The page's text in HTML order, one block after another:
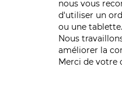
nous vous
d'utiliser un
ou une tablette.
Nous
améliorer la
Merci de votre